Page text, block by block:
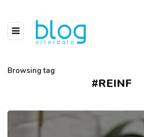
Browsing tag
#REINF